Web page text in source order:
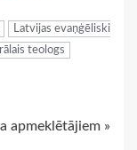
Latvijas evaņģēliski
teologs
apmeklētājiem »